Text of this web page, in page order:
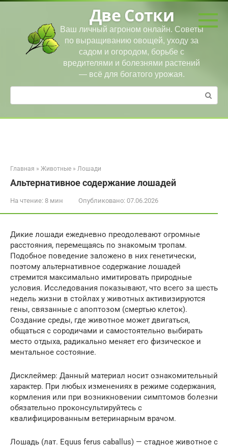
Перейти
Две Сотки
Ваш личный агроном онлайн. Советы
по выращиванию овощей, уходу за
садом и огородом, борьбе с
вредителями и болезнями растений
— всё для богатого урожая.
Поиск:
Главная » Животные » Лошади
Альтернативное содержание лошадей
На чтение: 8 мин Опубликовано: 07.06.2026
Дикие лошади ежедневно преодолевают огромные
расстояния, перемещаясь по знакомым тропам.
Подобное поведение заложено в них генетически,
поэтому альтернативное содержание лошадей
стремится максимально имитировать природные
условия. Исследования показывают, что всего за шесть
недель жизни в стойлах у животных активизируются
гены, связанные с апоптозом (смертью клеток).
Создание среды, где животное может двигаться,
общаться с сородичами и самостоятельно выбирать
место отдыха, радикально меняет его физическое и
ментальное состояние.
Дисклеймер: Данный материал носит ознакомительный
характер. При любых изменениях в режиме содержания,
кормления или при возникновении симптомов болезни
обязательно проконсультируйтесь с
квалифицированным ветеринарным врачом.
Лошадь (лат. Equus ferus caballus) — стадное животное с